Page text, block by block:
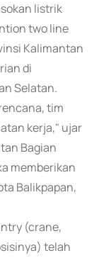
listrik
two line
Kalimantan
di
Selatan.
tim
kerja," ujar
Bagian
memberikan
Balikpapan,
(crane,
telah